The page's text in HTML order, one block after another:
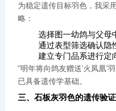
为稳定遗传目标羽色，我采
略：
选择图一幼鸽与父母
通过表型筛选确认隐
建立专门品系进行定
"明年将向鸽友赠送'火凤凰'
已具备遗传学基础。
三、石板灰羽色的遗传验证